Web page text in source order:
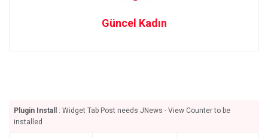
Güncel Kadın
Plugin Install
: Widget Tab Post needs JNews - View Counter to be
installed